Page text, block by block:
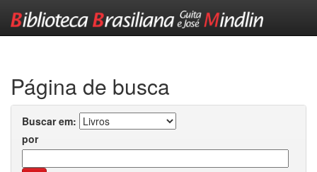
Página de busca
Buscar em:
por